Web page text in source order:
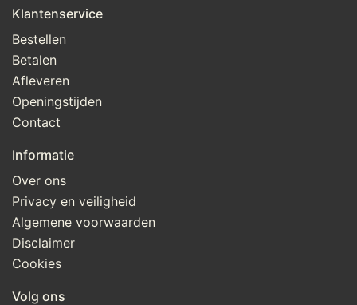
Klantenservice
Bestellen
Betalen
Afleveren
Openingstijden
Contact
Informatie
Over ons
Privacy en veiligheid
Algemene voorwaarden
Disclaimer
Cookies
Volg ons